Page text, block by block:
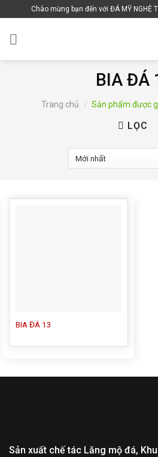
to
content
Chào mừng bạn đến với ĐÁ MỸ NGHỆ
BIA ĐÁ
Trang chủ / Sản phẩm được
LỌC
BIA ĐÁ 13
Sản xuất chế tác Lăng mộ đá,